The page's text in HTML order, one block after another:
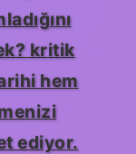
kritik
hem
ediyor.